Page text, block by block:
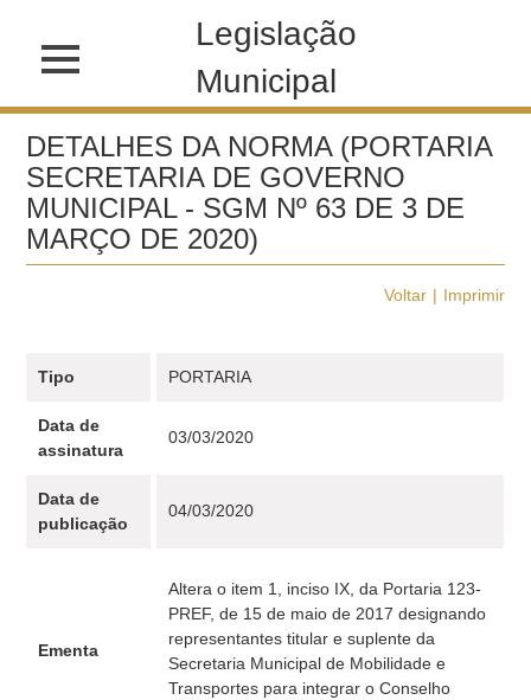
Legislação
Municipal
DETALHES DA NORMA (PORTARIA
SECRETARIA DE GOVERNO
MUNICIPAL - SGM Nº 63 DE 3 DE
MARÇO DE 2020)
Voltar Imprimir
Tipo PORTARIA
Data de
assinatura
03/03/2020
Data de
publicação
04/03/2020
Ementa
Altera o item 1, inciso IX, da Portaria 123-
PREF, de 15 de maio de 2017 designando
representantes titular e suplente da
Secretaria Municipal de Mobilidade e
Transportes para integrar o Conselho